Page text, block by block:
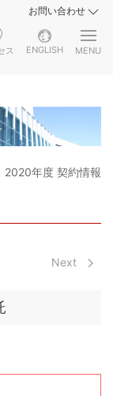
お問い合わせ
ス ENGLISH MENU
2020年度 契約情報
Next